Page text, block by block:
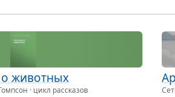
о живот­ных
· цикл рассказов